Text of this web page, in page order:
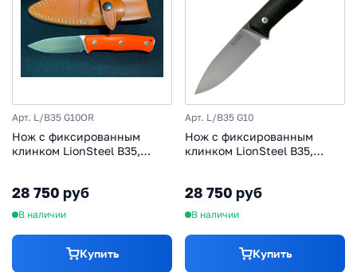
Арт. L/B35 G10OR
Нож с фиксированным
клинком LionSteel B35,
28 750 руб
В наличии
Купить
Арт. L/B35 G10
Нож с фиксированным
клинком LionSteel B35,
28 750 руб
В наличии
Купить